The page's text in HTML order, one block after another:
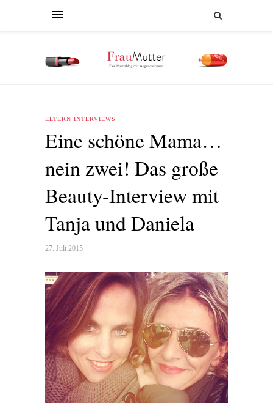
ELTERN INTERVIEWS
Eine schöne Mama…
nein zwei! Das große
Beauty-Interview mit
Tanja und Daniela
27. Juli 2015